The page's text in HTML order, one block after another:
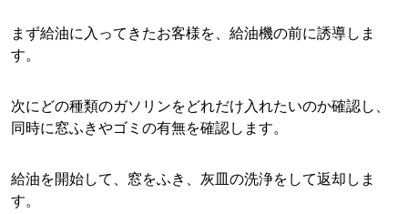
まず給油に入ってきたお客様を、給油機の前に誘導しま
す。
次にどの種類のガソリンをどれだけ入れたいのか確認し、
同時に窓ふきやゴミの有無を確認します。
給油を開始して、窓をふき、灰皿の洗浄をして返却しま
す。